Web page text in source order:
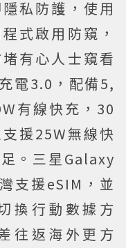
私防護，使用
式啟用防窺，
有心人士窺看
電3.0，配備5,
有線快充，30
援25W無線快
。三星Galaxy
支援eSIM，並
換行動數據方
往返海外更方